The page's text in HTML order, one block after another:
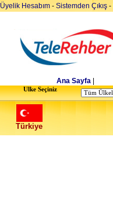
Üyelik Hesabım - Sistemden Çıkış -
Ana Sayfa
Ulke Seçiniz
Türkiye